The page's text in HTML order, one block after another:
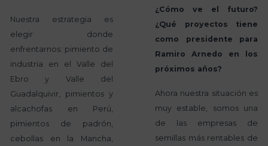
Nuestra estrategia es
elegir donde
enfrentarnos: pimiento de
industria en el Valle del
Ebro y Valle del
Guadalquivir, pimientos y
alcachofas en Perú,
pimientos de padrón,
cebollas en la Mancha,
¿Cómo ve el futuro?
¿Qué proyectos tiene
como presidente para
Ramiro Arnedo en los
próximos años?
Ahora nuestra situación es
muy estable, somos una
de las empresas de
semillas más rentables de